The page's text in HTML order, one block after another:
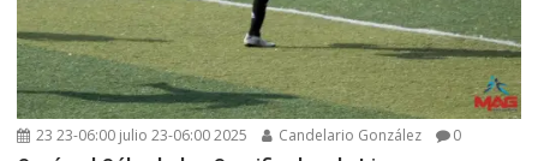
23 23-06:00 julio 23-06:00 2025 Candelario González 0